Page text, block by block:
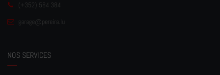
(+352) 584 384
garage@pereira.lu
NOS SERVICES